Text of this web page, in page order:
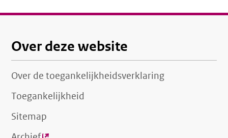
Over deze website
Over de toegankelijkheidsverklaring
Toegankelijkheid
Sitemap